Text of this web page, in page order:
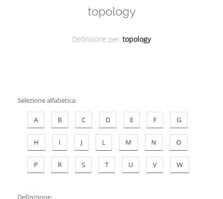
topology
Definizione per: topology
Selezione alfabetica:
A B C D E F G
H I J L M N O
P R S T U V W
Definizione: